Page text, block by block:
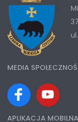
MEDIA
APLIKACJA MOBILNA